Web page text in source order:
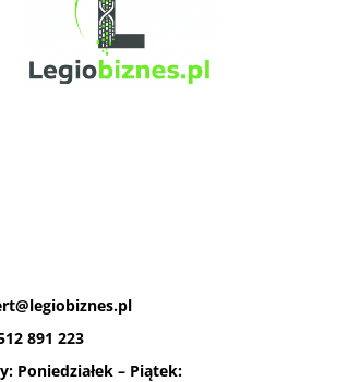
891 223
Poniedziałek – Piątek: